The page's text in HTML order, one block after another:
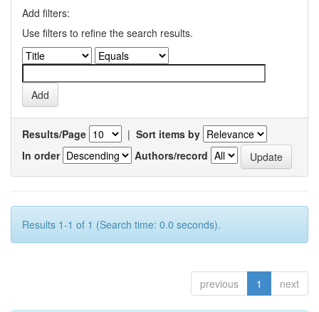
Add filters:
Use filters to refine the search results.
Results/Page | Sort items by
In order
Authors/record
Results 1-1 of 1 (Search time: 0.0 seconds).
previous 1 next